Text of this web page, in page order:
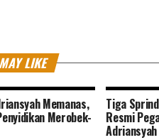
LIKE
Memanas,
Merobek-
Tiga
Resmi
Adriansyah